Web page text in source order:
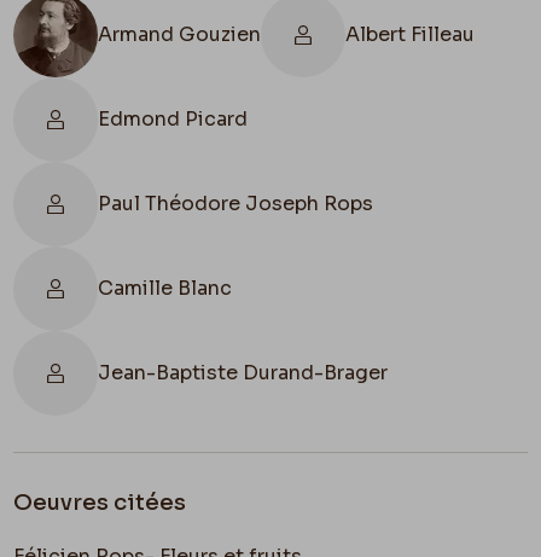
Demain à 8 heures je suis au Salon à l’Exposition
d’horticulture. Je n’enbouge pas avant 11 heures
Armand Gouzien Albert Filleau
Edmond Picard
Paul Théodore Joseph Rops
Camille Blanc
Jean-Baptiste Durand-Brager
Oeuvres citées